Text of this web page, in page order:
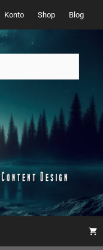
Konto Shop Blog